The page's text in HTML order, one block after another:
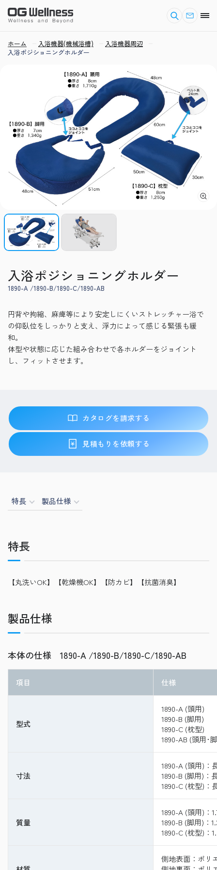
ホーム 入浴機器(機械浴槽)
入浴機器周辺
入浴ポジショニングホルダー
入浴ポジショニングホルダー
1890-A /1890-B/1890-C/1890-AB
円背や拘縮、麻痺等により安定しにくいストレッチャー浴で
の仰臥位をしっかりと支え、浮力によって感じる緊張も緩
和。
体型や状態に応じた組み合わせで各ホルダーをジョイント
し、フィットさせます。
カタログを請求する
見積もりを依頼する
特長 製品仕様
特長
【丸洗いOK】【乾燥機OK】【防カビ】【抗菌消臭】
製品仕様
本体の仕様 1890-A /1890-B/1890-C/1890-AB
項目 仕様
型式
1890-A (頭用)
1890-B (脚用)
1890-C (枕型)
1890-AB (頭用･
寸法
1890-A (頭用)：
1890-B (脚用)：
1890-C (枕型)：
質量
1890-A (頭用)：
1890-B (脚用)：
1890-C (枕型)：
側地表面：ポリ